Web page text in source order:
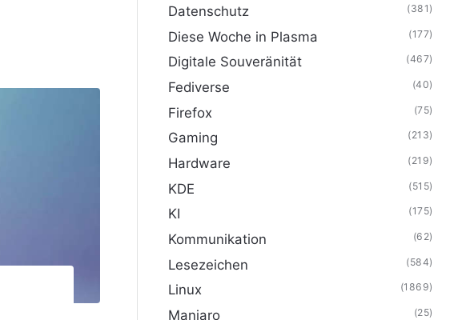
Datenschutz (381)
Diese Woche in Plasma (177)
Digitale Souveränität (467)
Fediverse (40)
Firefox (75)
Gaming (213)
Hardware (219)
KDE (515)
KI (175)
Kommunikation (62)
Lesezeichen (584)
Linux (1869)
Manjaro (25)